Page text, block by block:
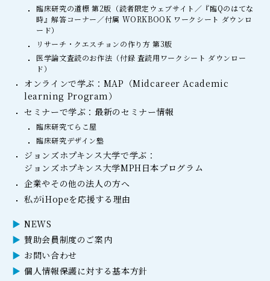
臨床研究の道標 第2版（読者限定ウェブサイト／『臨Qのはてな
時』解答コーナー／付属 WORKBOOK ワークシート ダウンロ
ード）
リサーチ・クエスチョンの作り方 第3版
医学論文査読のお作法（付録 査読用ワークシート ダウンロー
ド）
オンラインで学ぶ：MAP（Midcareer Academic
learning Program）
セミナーで学ぶ：最新のセミナー情報
臨床研究てらこ屋
臨床研究デザイン塾
ジョンズホプキンス大学で学ぶ：
ジョンズホプキンス大学MPH日本プログラム
企業やその他の法人の方へ
私がiHopeを応援する理由
NEWS
賛助会員制度のご案内
お問い合わせ
個人情報保護に対する基本方針